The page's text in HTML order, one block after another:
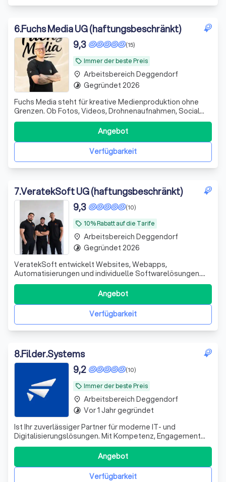
6.Fuchs Media UG (haftungsbeschränkt)
local_offer Immer der beste Preis
(15)
9,3
Fuchs Media steht für kreative Medienproduktion ohne
Grenzen. Ob Fotos, Videos, Drohnenaufnahmen, Social
Media Content, Imagefilme, Eventbegleitung, Werbeclips
oder Content für Unternehmen oder sie Privat, wir setzen
Ideen professionell und modern um. Von kleinen Projekten
bis zu großen ProduktioneVerfügbarkeit
Angebot
place Arbeitsbereich Deggendorf
timelapse Gegründet 2026
7.VeratekSoft UG (haftungsbeschränkt)
local_offer 10% Rabatt auf die Tarife
(10)
9,3
VeratekSoft entwickelt Websites, Webapps,
Automatisierungen und individuelle Softwarelösungen.
Wir helfen Unternehmen, Prozesse zu digitalisieren und
Verfügbarkeit
Angebot
place Arbeitsbereich Deggendorf
timelapse Gegründet 2026
8.Filder.Systems
local_offer Immer der beste Preis
(10)
9,2
Ist Ihr zuverlässiger Partner für moderne IT- und
Digitalisierungslösungen. Mit Kompetenz, Engagement
und einem starken Servicegedanken unterstützen wir
unsere Kunden bei der Umsetzung individueller Projekte.
Unser freundliches Support-Team steht Ihnen jederzeit
schnell, lösungsorientiert und persön
Verfügbarkeit
Angebot
place Arbeitsbereich Deggendorf
timelapse Vor 1 Jahr gegründet